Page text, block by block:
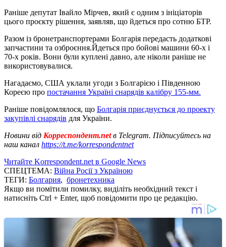
Раніше депутат Івайло Мірчев, який є одним з ініціаторів
цього проєкту рішення, заявляв, що йдеться про сотню БТР.
Разом із бронетранспортерами Болгарія передасть додаткові
запчастини та озброєння.Йдеться про бойові машини 60-х і
70-х років. Вони були куплені давно, але ніколи раніше не
використовувалися.
Нагадаємо, США уклали угоди з Болгарією і Південною
Кореєю про постачання Україні снарядів калібру 155-мм.
Раніше повідомлялося, що Болгарія приєднується до проекту
закупівлі снарядів для України.
Новини від Корреспондент.netв Telegram. Підписуйтесь на
наш канал https://t.me/korrespondentnet
Читайте Korrespondent.net в Google News
СПЕЦТЕМА: Війна Росії з Україною
ТЕГИ: Болгария, бронетехника
Якщо ви помітили помилку, виділіть необхідний текст і
натисніть Ctrl + Enter, щоб повідомити про це редакцію.